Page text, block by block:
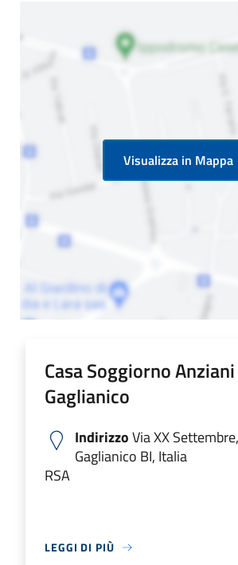
Visualizza in Mappa
Casa Soggiorno
Gaglianico
IndirizzoVia XX
Gaglianico BI, Italia
RSA
LEGGI DI PIÙ